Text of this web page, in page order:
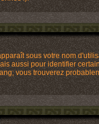
sous votre nom
aussi pour identifier
vous trouverez